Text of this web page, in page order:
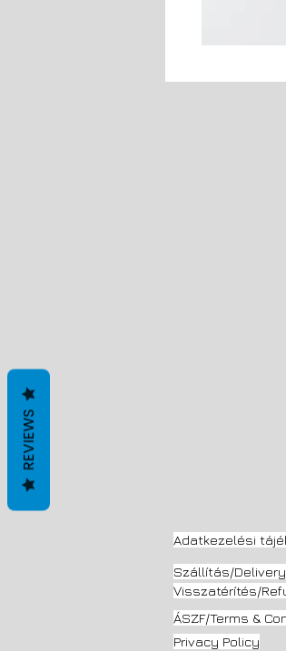
Adatkezelési
Szállítás/Delivery
Visszatérítés/
ÁSZF/Terms &
Privacy Policy
REVIEWS